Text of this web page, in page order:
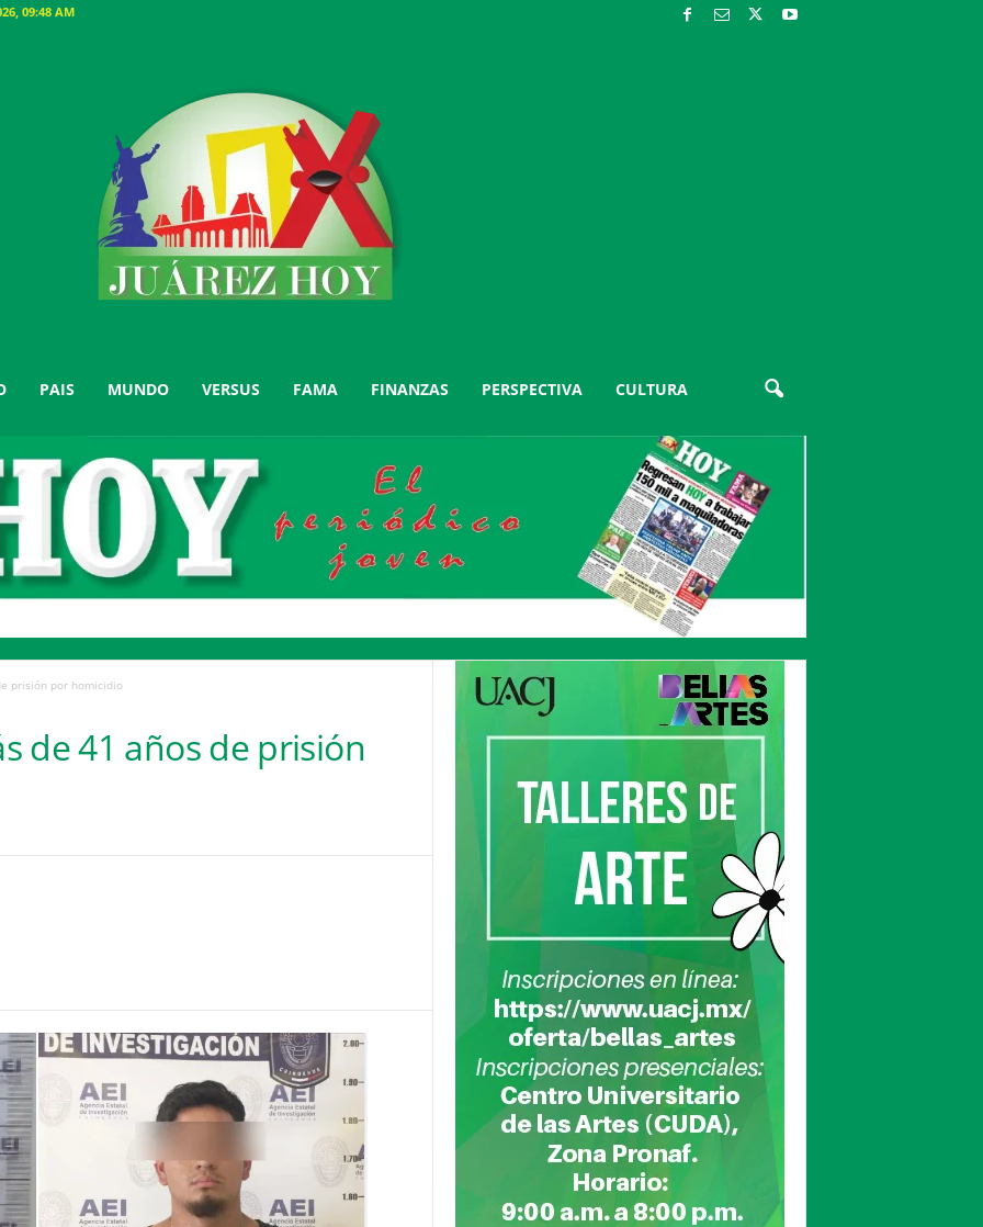
09:48 AM
PAIS MUNDO VERSUS FAMA FINANZAS PERSPECTIVA CULTURA
prisión por homicidio
de 41 años de prisión